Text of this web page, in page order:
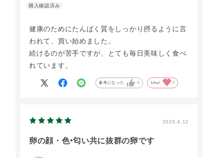
健康のためにたんぱく質をしっかり摂るように言
われて、買い始めました。
続けるのが苦手ですが、とても毎日美味しく食べ
れています。
参考になった 0 Like! 0
2026.4.12
卵の顔・色‣匂い共に抜群の卵です